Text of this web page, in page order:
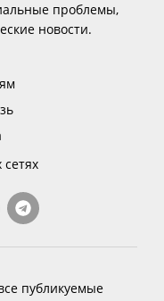
проблемы,
новости.
публикуемые